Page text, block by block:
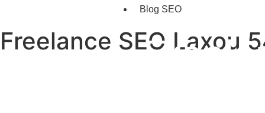
Blog SEO
Freelance SEO Laxou